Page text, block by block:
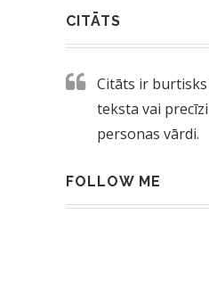
CITĀTS
Citāts ir
teksta vai
personas vārdi.
FOLLOW ME